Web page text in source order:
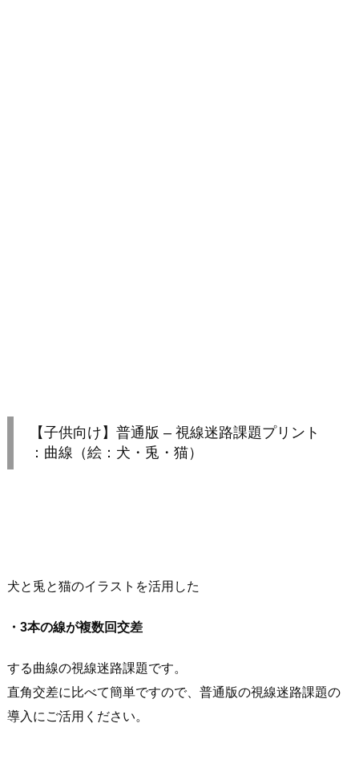
【子供向け】普通版 – 視線迷路課題プリント
：曲線（絵：犬・兎・猫）
犬と兎と猫のイラストを活用した
・3本の線が複数回交差
する曲線の視線迷路課題です。
直角交差に比べて簡単ですので、普通版の視線迷路課題の
導入にご活用ください。